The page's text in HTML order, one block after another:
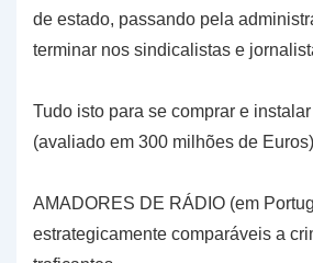
de estado, passando pela
terminar nos sindicalistas e
Tudo isto para se comprar e
(avaliado em 300 milhões de
AMADORES DE RÁDIO (em
estrategicamente comparáveis a